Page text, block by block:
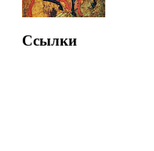
Ссылки